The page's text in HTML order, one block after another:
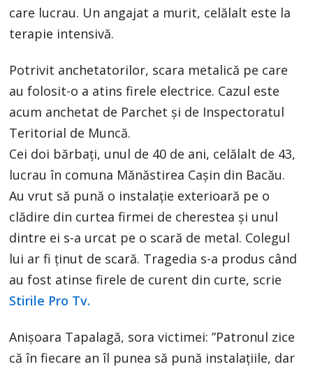
care lucrau. Un angajat a murit, celălalt este la
terapie intensivă.
Potrivit anchetatorilor, scara metalică pe care
au folosit-o a atins firele electrice. Cazul este
acum anchetat de Parchet și de Inspectoratul
Teritorial de Muncă.
Cei doi bărbați, unul de 40 de ani, celălalt de 43,
lucrau în comuna Mănăstirea Cașin din Bacău.
Au vrut să pună o instalație exterioară pe o
clădire din curtea firmei de cherestea și unul
dintre ei s-a urcat pe o scară de metal. Colegul
lui ar fi ținut de scară. Tragedia s-a produs când
au fost atinse firele de curent din curte, scrie
Stirile Pro Tv.
Anişoara Tapalagă, sora victimei: ”Patronul zice
că în fiecare an îl punea să pună instalaţiile, dar